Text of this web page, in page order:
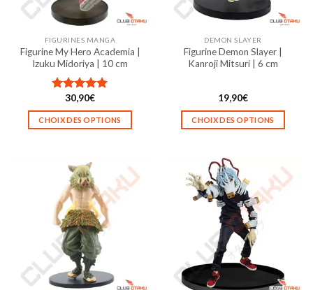
sur
la
page
du
sur
page
du
FIGURINES MANGA
Figurine My Hero Academia |
Izuku Midoriya | 10 cm
Note5.00
sur 5
30,90€
CHOIX DES OPTIONS
a
plusieurs
variations.
Les
options
peuvent
être
choisies
sur
DEMON SLAYER
Figurine Demon Slayer |
Kanroji Mitsuri | 6 cm
19,90€
CHOIX DES OPTIONS
a
plusieurs
variations.
Les
options
peuvent
être
choisies